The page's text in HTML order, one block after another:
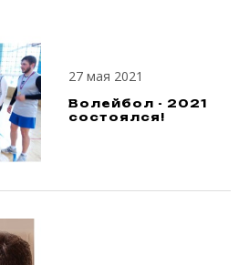
27 мая 2021
Волейбол - 2021
состоялся!